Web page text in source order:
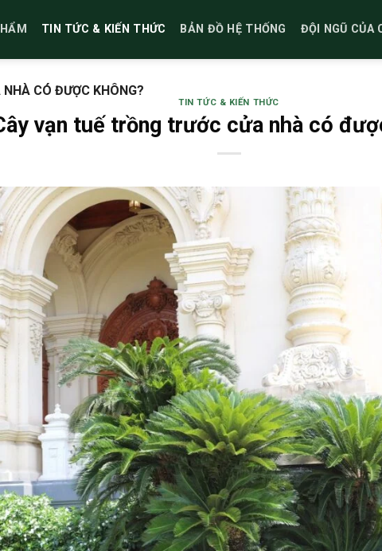
TIN TỨC & KIẾN THỨC BẢN ĐỒ HỆ THỐNG ĐỘI NGŨ CỦA
CÓ ĐƯỢC KHÔNG?
TIN TỨC & KIẾN THỨC
vạn tuế trồng trước cửa nhà có